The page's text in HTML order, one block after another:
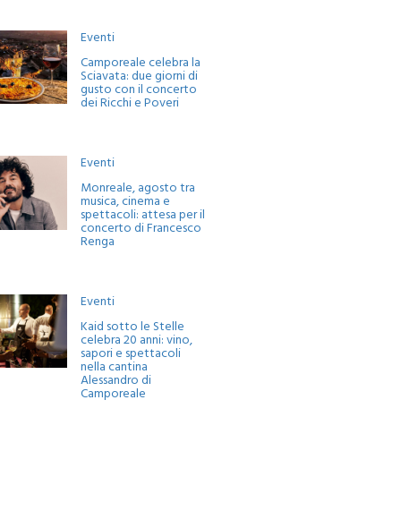
Eventi
Camporeale celebra la
Sciavata: due giorni di
gusto con il concerto
dei Ricchi e Poveri
Eventi
Monreale, agosto tra
musica, cinema e
spettacoli: attesa per il
concerto di Francesco
Renga
Eventi
Kaid sotto le Stelle
celebra 20 anni: vino,
sapori e spettacoli
nella cantina
Alessandro di
Camporeale